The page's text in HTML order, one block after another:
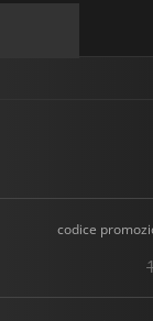
codice